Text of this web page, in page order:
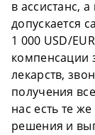
в ассистанс,
допускается
1 000 USD/
компенсации
лекарств,
получения
нас есть те
решения и